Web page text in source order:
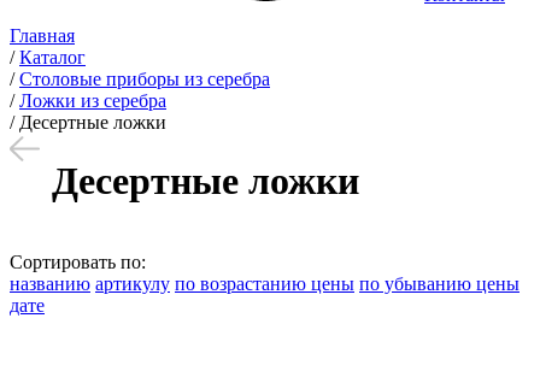
Главная
/Каталог
/Столовые приборы из серебра
/Ложки из серебра
/ Десертные ложки
Десертные ложки
Сортировать по:
названию артикулу по возрастанию цены по убыванию цены
дате